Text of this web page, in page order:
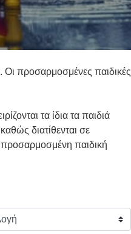
Οι προσαρμοσμένες παιδικές
τα ίδια τα παιδιά
διατίθενται σε
παιδική